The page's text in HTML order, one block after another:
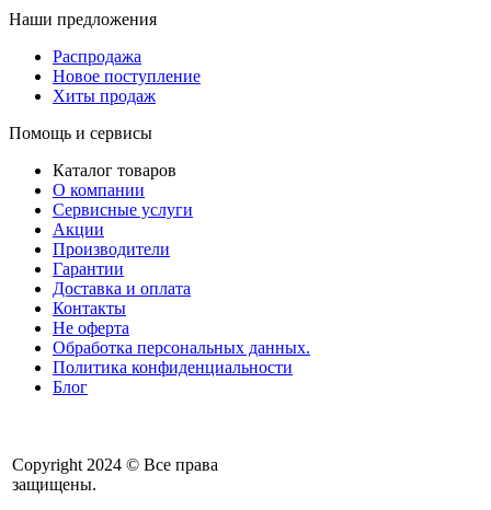
Наши предложения
Распродажа
Новое поступление
Хиты продаж
Помощь и сервисы
Каталог товаров
О компании
Сервисные услуги
Акции
Производители
Гарантии
Доставка и оплата
Контакты
Не оферта
Обработка персональных данных.
Политика конфиденциальности
Блог
Copyright 2024 © Все права
защищены.